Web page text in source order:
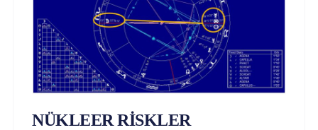
NÜKLEER RİSKLER